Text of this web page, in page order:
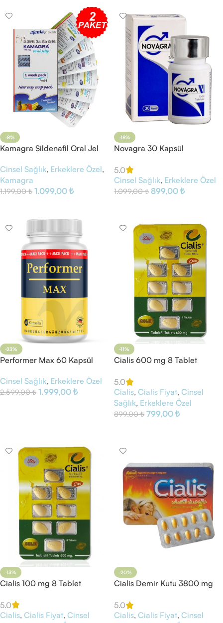
-8%
Kamagra Sildenafil Oral Jel
Cinsel Sağlık, Erkeklere Özel,
Kamagra
1.199,00₺ 1.099,00 ₺
-18%
Novagra 30 Kapsül
5.0
Cinsel Sağlık, Erkeklere Özel
1.099,00₺ 899,00 ₺
-23%
Performer Max 60 Kapsül
Cinsel Sağlık, Erkeklere Özel
2.599,00₺ 1.999,00 ₺
-11%
Cialis 600 mg 8 Tablet
5.0
Cialis, Cialis Fiyat, Cinsel
Sağlık, Erkeklere Özel
899,00₺ 799,00 ₺
-13%
Cialis 100 mg 8 Tablet
5.0
Cialis, Cialis Fiyat, Cinsel
-20%
Cialis Demir Kutu 3800 mg
5.0
Cialis, Cialis Fiyat, Cinsel